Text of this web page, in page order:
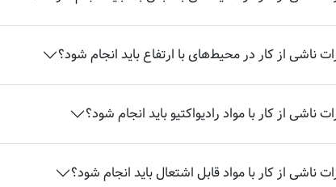
ناشی از کار در محیط‌های با ارتفاع باید انجام شود؟
ناشی از کار با مواد رادیواکتیو باید انجام شود؟
ناشی از کار با مواد قابل اشتعال باید انجام شود؟